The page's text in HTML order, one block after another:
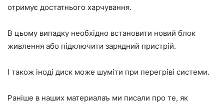
отримує достатнього харчування.
В цьому випадку необхідно встановити новий блок
живлення або підключити зарядний пристрій.
І також іноді диск може шуміти при перегріві системи.
Раніше в наших материалаъ ми писали про те, як